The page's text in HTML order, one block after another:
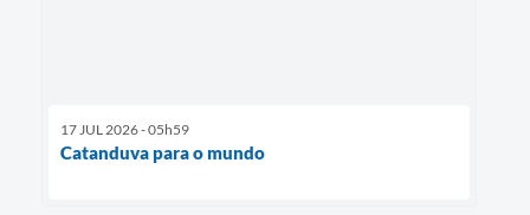
17 JUL 2026 - 05h59
Catanduva para o mundo